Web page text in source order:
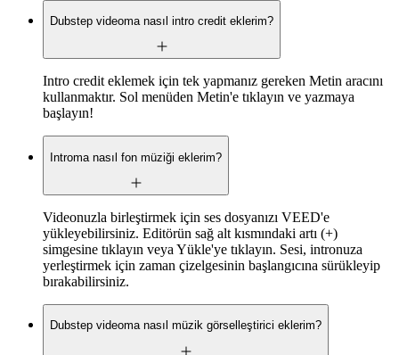
Dubstep videoma nasıl intro credit eklerim?
Intro credit eklemek için tek yapmanız gereken Metin aracını
kullanmaktır. Sol menüden Metin'e tıklayın ve yazmaya
başlayın!
Introma nasıl fon müziği eklerim?
Videonuzla birleştirmek için ses dosyanızı VEED'e
yükleyebilirsiniz. Editörün sağ alt kısmındaki artı (+)
simgesine tıklayın veya Yükle'ye tıklayın. Sesi, intronuza
yerleştirmek için zaman çizelgesinin başlangıcına sürükleyip
bırakabilirsiniz.
Dubstep videoma nasıl müzik görselleştirici eklerim?